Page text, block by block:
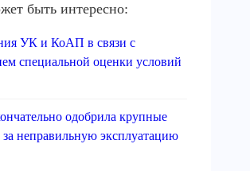
быть интересно:
УК и КоАП в связи с
специальной оценки условий
одобрила крупные
неправильную эксплуатацию